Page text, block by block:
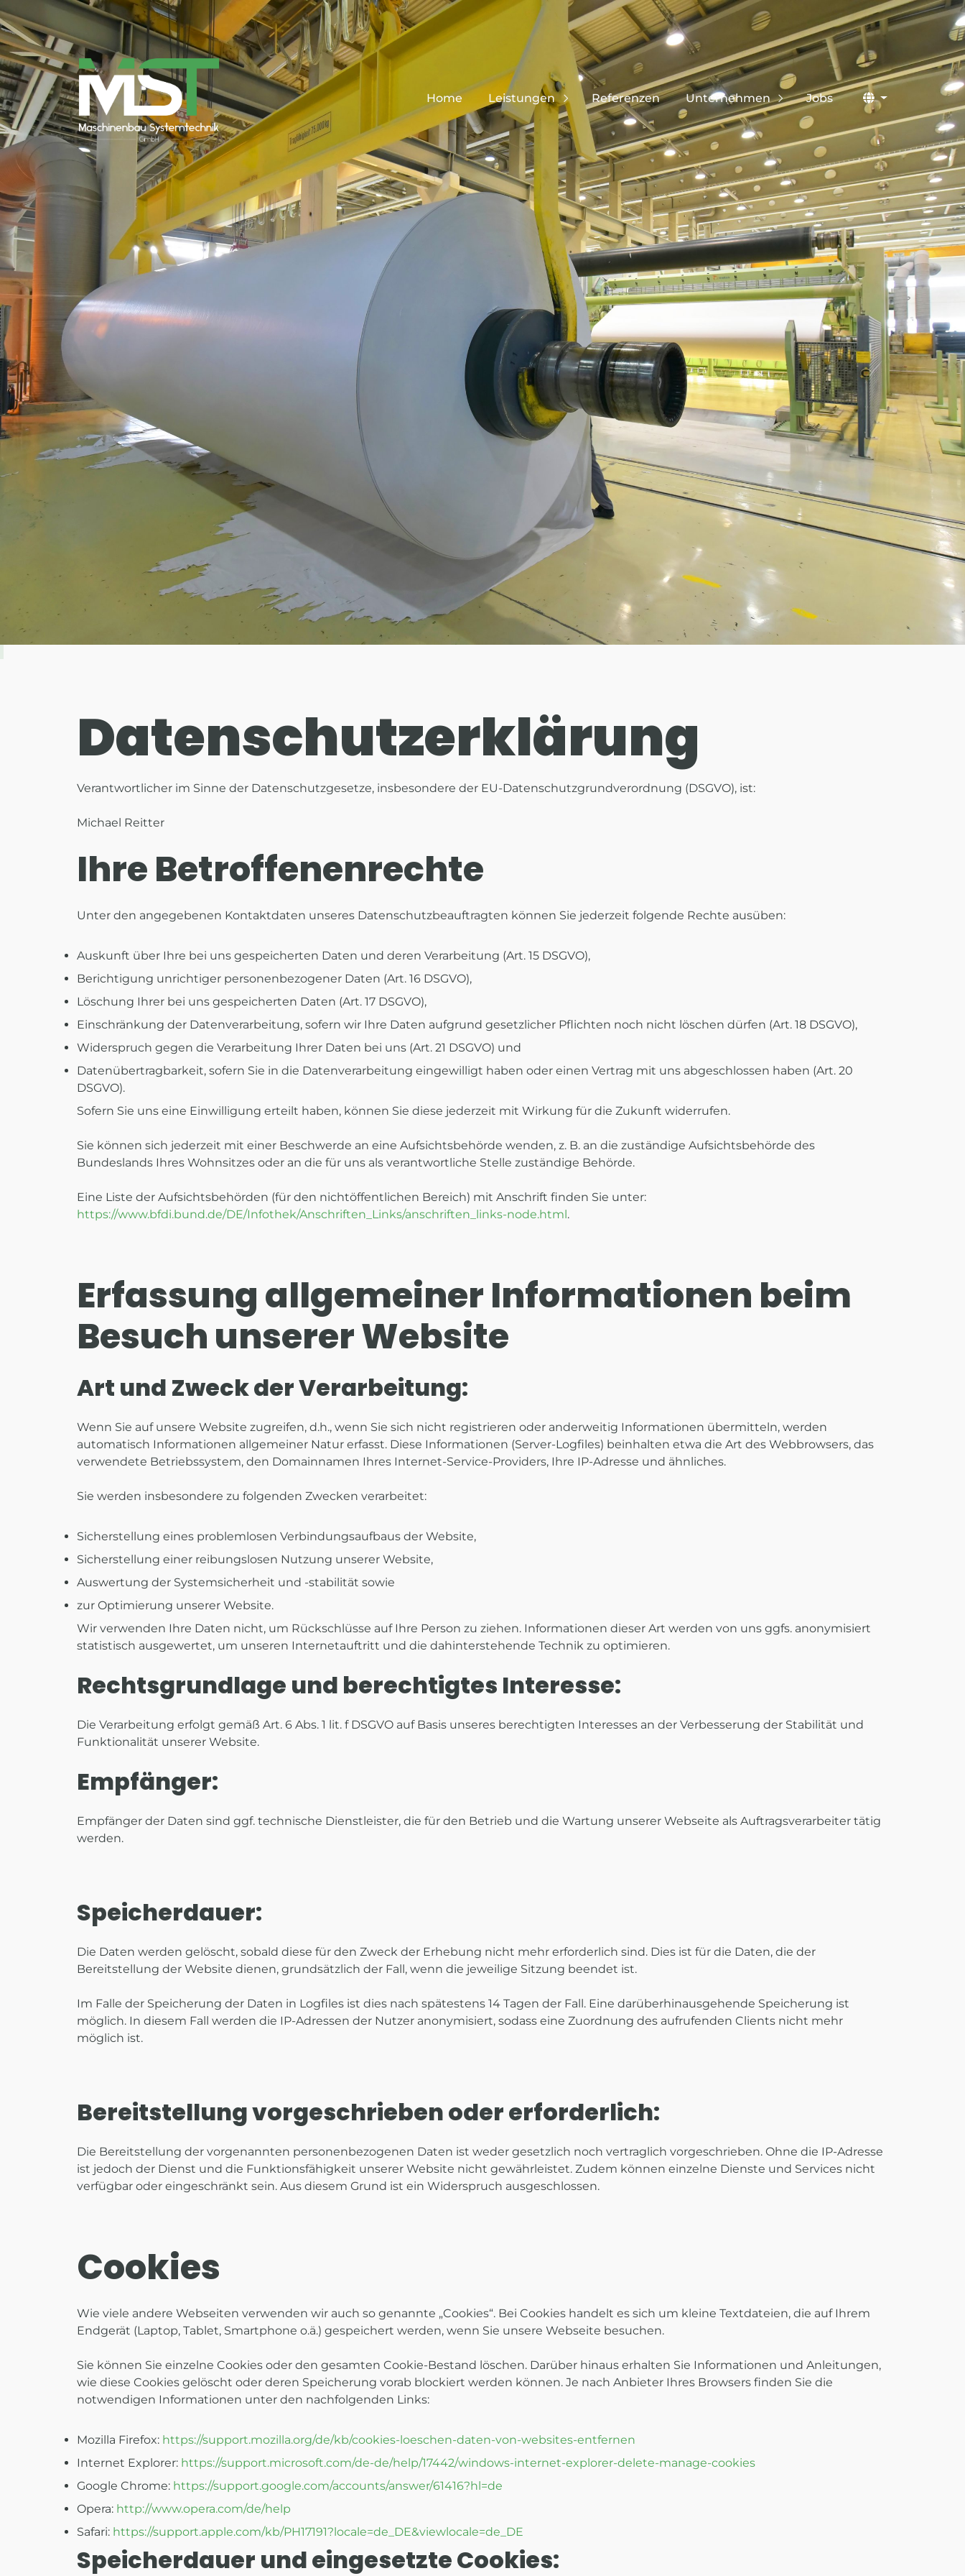
100%
Home Leistungen Referenzen Unternehmen Jobs
Datenschutzerklärung
Verantwortlicher im Sinne der Datenschutzgesetze, insbesondere der EU-Datenschutzgrundverordnung (DSGVO), ist:
Michael Reitter
Ihre Betroffenenrechte
Unter den angegebenen Kontaktdaten unseres Datenschutzbeauftragten können Sie jederzeit folgende Rechte ausüben:
Auskunft über Ihre bei uns gespeicherten Daten und deren Verarbeitung (Art. 15 DSGVO),
Berichtigung unrichtiger personenbezogener Daten (Art. 16 DSGVO),
Löschung Ihrer bei uns gespeicherten Daten (Art. 17 DSGVO),
Einschränkung der Datenverarbeitung, sofern wir Ihre Daten aufgrund gesetzlicher Pflichten noch nicht löschen dürfen (Art. 18 DSGVO),
Widerspruch gegen die Verarbeitung Ihrer Daten bei uns (Art. 21 DSGVO) und
Datenübertragbarkeit, sofern Sie in die Datenverarbeitung eingewilligt haben oder einen Vertrag mit uns abgeschlossen haben (Art. 20
DSGVO).
Sofern Sie uns eine Einwilligung erteilt haben, können Sie diese jederzeit mit Wirkung für die Zukunft widerrufen.
Sie können sich jederzeit mit einer Beschwerde an eine Aufsichtsbehörde wenden, z. B. an die zuständige Aufsichtsbehörde des
Bundeslands Ihres Wohnsitzes oder an die für uns als verantwortliche Stelle zuständige Behörde.
Eine Liste der Aufsichtsbehörden (für den nichtöffentlichen Bereich) mit Anschrift finden Sie unter:
https://www.bfdi.bund.de/DE/Infothek/Anschriften_Links/anschriften_links-node.html.
Erfassung allgemeiner Informationen beim
Besuch unserer Website
Art und Zweck der Verarbeitung:
Wenn Sie auf unsere Website zugreifen, d.h., wenn Sie sich nicht registrieren oder anderweitig Informationen übermitteln, werden
automatisch Informationen allgemeiner Natur erfasst. Diese Informationen (Server-Logfiles) beinhalten etwa die Art des Webbrowsers, das
verwendete Betriebssystem, den Domainnamen Ihres Internet-Service-Providers, Ihre IP-Adresse und ähnliches.
Sie werden insbesondere zu folgenden Zwecken verarbeitet:
Sicherstellung eines problemlosen Verbindungsaufbaus der Website,
Sicherstellung einer reibungslosen Nutzung unserer Website,
Auswertung der Systemsicherheit und -stabilität sowie
zur Optimierung unserer Website.
Wir verwenden Ihre Daten nicht, um Rückschlüsse auf Ihre Person zu ziehen. Informationen dieser Art werden von uns ggfs. anonymisiert
statistisch ausgewertet, um unseren Internetauftritt und die dahinterstehende Technik zu optimieren.
Rechtsgrundlage und berechtigtes Interesse:
Die Verarbeitung erfolgt gemäß Art. 6 Abs. 1 lit. f DSGVO auf Basis unseres berechtigten Interesses an der Verbesserung der Stabilität und
Funktionalität unserer Website.
Empfänger:
Empfänger der Daten sind ggf. technische Dienstleister, die für den Betrieb und die Wartung unserer Webseite als Auftragsverarbeiter tätig
werden.
Speicherdauer:
Die Daten werden gelöscht, sobald diese für den Zweck der Erhebung nicht mehr erforderlich sind. Dies ist für die Daten, die der
Bereitstellung der Website dienen, grundsätzlich der Fall, wenn die jeweilige Sitzung beendet ist.
Im Falle der Speicherung der Daten in Logfiles ist dies nach spätestens 14 Tagen der Fall. Eine darüberhinausgehende Speicherung ist
möglich. In diesem Fall werden die IP-Adressen der Nutzer anonymisiert, sodass eine Zuordnung des aufrufenden Clients nicht mehr
möglich ist.
Bereitstellung vorgeschrieben oder erforderlich:
Die Bereitstellung der vorgenannten personenbezogenen Daten ist weder gesetzlich noch vertraglich vorgeschrieben. Ohne die IP-Adresse
ist jedoch der Dienst und die Funktionsfähigkeit unserer Website nicht gewährleistet. Zudem können einzelne Dienste und Services nicht
verfügbar oder eingeschränkt sein. Aus diesem Grund ist ein Widerspruch ausgeschlossen.
Cookies
Wie viele andere Webseiten verwenden wir auch so genannte „Cookies“. Bei Cookies handelt es sich um kleine Textdateien, die auf Ihrem
Endgerät (Laptop, Tablet, Smartphone o.ä.) gespeichert werden, wenn Sie unsere Webseite besuchen.
Sie können Sie einzelne Cookies oder den gesamten Cookie-Bestand löschen. Darüber hinaus erhalten Sie Informationen und Anleitungen,
wie diese Cookies gelöscht oder deren Speicherung vorab blockiert werden können. Je nach Anbieter Ihres Browsers finden Sie die
notwendigen Informationen unter den nachfolgenden Links:
Mozilla Firefox: https://support.mozilla.org/de/kb/cookies-loeschen-daten-von-websites-entfernen
Internet Explorer: https://support.microsoft.com/de-de/help/17442/windows-internet-explorer-delete-manage-cookies
Google Chrome: https://support.google.com/accounts/answer/61416?hl=de
Opera: http://www.opera.com/de/help
Safari: https://support.apple.com/kb/PH17191?locale=de_DE&viewlocale=de_DE
Speicherdauer und eingesetzte Cookies: